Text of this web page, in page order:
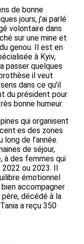
de bonne
jours, j’ai parlé
volontaire dans
sur une mine et
genou. Il est en
à Kyiv,
passer quelques
il veut
dans ce qu’il
du président pour
bonne humeur.
qui organisent
des zones
de l’année.
de séjour,
à des femmes qui
2022 ou 2023. Il
émotionnel
accompagner
décédé à la
a reçu 350